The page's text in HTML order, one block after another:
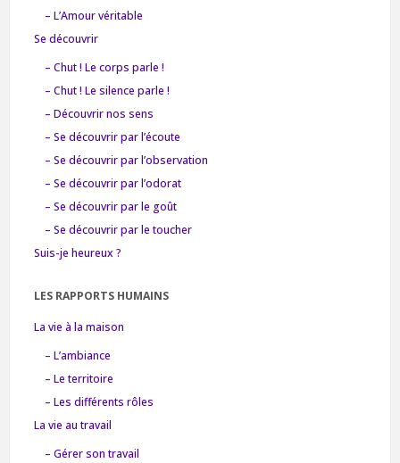
– L’Amour véritable
Se découvrir
– Chut ! Le corps parle !
– Chut ! Le silence parle !
– Découvrir nos sens
– Se découvrir par l’écoute
– Se découvrir par l’observation
– Se découvrir par l’odorat
– Se découvrir par le goût
– Se découvrir par le toucher
Suis-je heureux ?
LES RAPPORTS HUMAINS
La vie à la maison
– L’ambiance
– Le territoire
– Les différents rôles
La vie au travail
– Gérer son travail